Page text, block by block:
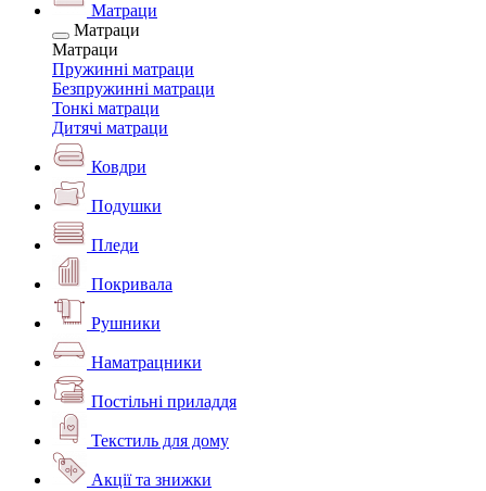
Матраци
Матраци
Матраци
Пружинні матраци
Безпружинні матраци
Тонкі матраци
Дитячі матраци
Ковдри
Подушки
Пледи
Покривала
Рушники
Наматрацники
Постільні приладдя
Текстиль для дому
Акції та знижки